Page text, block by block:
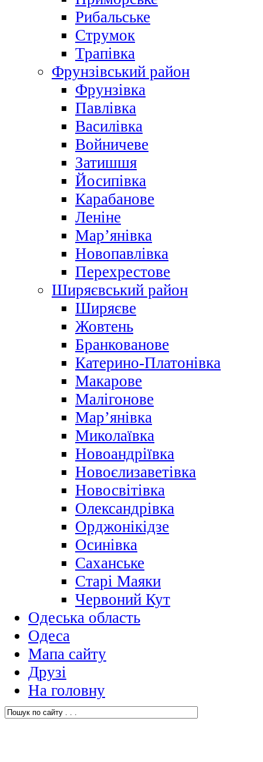
Рибальське
Струмок
Трапівка
Фрунзівський район
Фрунзівка
Павлівка
Василівка
Войничеве
Затишшя
Йосипівка
Карабанове
Леніне
Мар’янівка
Новопавлівка
Перехрестове
Ширяєвський район
Ширяєве
Жовтень
Бранкованове
Катерино-Платонівка
Макарове
Малігонове
Мар’янівка
Миколаївка
Новоандріївка
Новоєлизаветівка
Новосвітівка
Олександрівка
Орджонікідзе
Осинівка
Саханське
Старі Маяки
Червоний Кут
Одеська область
Одеса
Мапа сайту
Друзі
На головну